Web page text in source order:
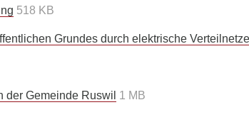
518 KB
Grundes durch elektrische
der Gemeinde Ruswil 1 MB